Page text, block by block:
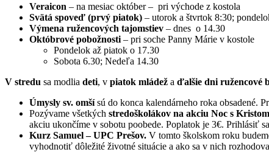
Veraicon – na mesiac október – pri východe z kostola
Svätá spoveď (prvý piatok) – utorok a štvrtok 8:30;
Výmena ružencových tajomstiev – dnes o 14.30
Októbrové pobožnosti – pri soche Panny Márie v kostole
Pondelok až piatok o 17.30
Sobota 6.30; Nedeľa 14.30
V stredu sa modlia deti, v piatok mládež a ďalšie dni ružencové
Úmysly sv. omšísú do konca kalendárneho roka obsadené.
Pozývame všetkých stredoškolákov na akciu Noc s Kristom
akciu ukončíme v sobotu poobede. Poplatok je 3€. Prihlásiť
Kurz Samuel – UPC Prešov. V tomto školskom roku
vyhodnotiť dôležité životné situácie a ako sa v nich